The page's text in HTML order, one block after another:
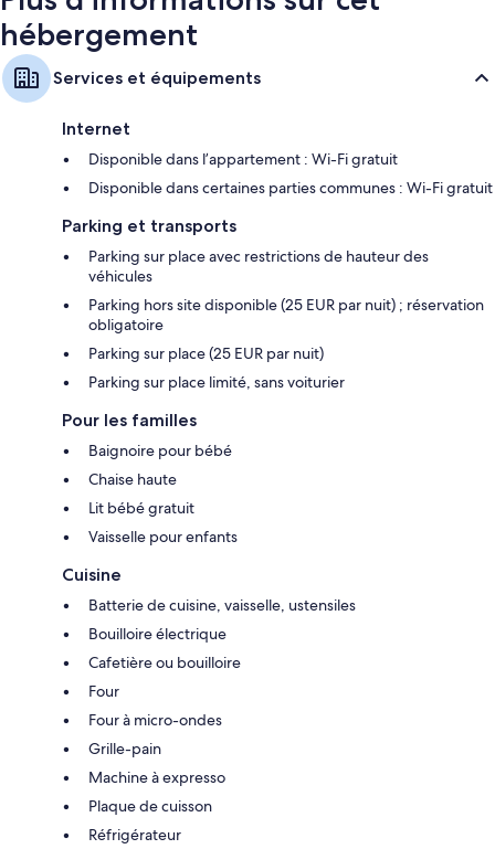
hébergement
Services et équipements
Internet
Disponible dans l’appartement : Wi-Fi gratuit
Disponible dans certaines parties communes : Wi-Fi gratuit
Parking et transports
Parking sur place avec restrictions de hauteur des
véhicules
Parking hors site disponible (25 EUR par nuit) ; réservation
obligatoire
Parking sur place (25 EUR par nuit)
Parking sur place limité, sans voiturier
Pour les familles
Baignoire pour bébé
Chaise haute
Lit bébé gratuit
Vaisselle pour enfants
Cuisine
Batterie de cuisine, vaisselle, ustensiles
Bouilloire électrique
Cafetière ou bouilloire
Four
Four à micro-ondes
Grille-pain
Machine à expresso
Plaque de cuisson
Réfrigérateur